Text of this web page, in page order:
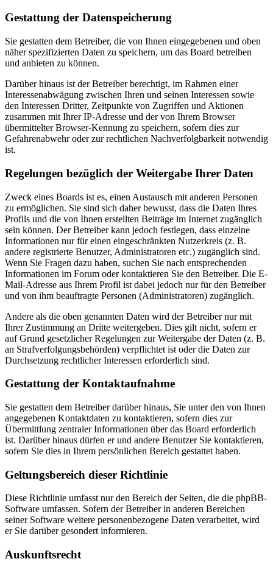
Gestattung der Datenspeicherung
Sie gestatten dem Betreiber, die von Ihnen eingegebenen und oben
näher spezifizierten Daten zu speichern, um das Board betreiben
und anbieten zu können.
Darüber hinaus ist der Betreiber berechtigt, im Rahmen einer
Interessenabwägung zwischen Ihren und seinen Interessen sowie
den Interessen Dritter, Zeitpunkte von Zugriffen und Aktionen
zusammen mit Ihrer IP-Adresse und der von Ihrem Browser
übermittelter Browser-Kennung zu speichern, sofern dies zur
Gefahrenabwehr oder zur rechtlichen Nachverfolgbarkeit notwendig
ist.
Regelungen bezüglich der Weitergabe Ihrer Daten
Zweck eines Boards ist es, einen Austausch mit anderen Personen
zu ermöglichen. Sie sind sich daher bewusst, dass die Daten Ihres
Profils und die von Ihnen erstellten Beiträge im Internet zugänglich
sein können. Der Betreiber kann jedoch festlegen, dass einzelne
Informationen nur für einen eingeschränkten Nutzerkreis (z. B.
andere registrierte Benutzer, Administratoren etc.) zugänglich sind.
Wenn Sie Fragen dazu haben, suchen Sie nach entsprechenden
Informationen im Forum oder kontaktieren Sie den Betreiber. Die E-
Mail-Adresse aus Ihrem Profil ist dabei jedoch nur für den Betreiber
und von ihm beauftragte Personen (Administratoren) zugänglich.
Andere als die oben genannten Daten wird der Betreiber nur mit
Ihrer Zustimmung an Dritte weitergeben. Dies gilt nicht, sofern er
auf Grund gesetzlicher Regelungen zur Weitergabe der Daten (z. B.
an Strafverfolgungsbehörden) verpflichtet ist oder die Daten zur
Durchsetzung rechtlicher Interessen erforderlich sind.
Gestattung der Kontaktaufnahme
Sie gestatten dem Betreiber darüber hinaus, Sie unter den von Ihnen
angegebenen Kontaktdaten zu kontaktieren, sofern dies zur
Übermittlung zentraler Informationen über das Board erforderlich
ist. Darüber hinaus dürfen er und andere Benutzer Sie kontaktieren,
sofern Sie dies in Ihrem persönlichen Bereich gestattet haben.
Geltungsbereich dieser Richtlinie
Diese Richtlinie umfasst nur den Bereich der Seiten, die die phpBB-
Software umfassen. Sofern der Betreiber in anderen Bereichen
seiner Software weitere personenbezogene Daten verarbeitet, wird
er Sie darüber gesondert informieren.
Auskunftsrecht